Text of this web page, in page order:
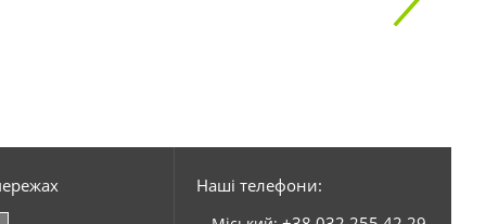
Наші телефони: